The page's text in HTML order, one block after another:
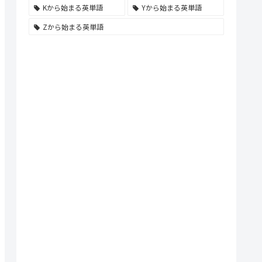
Kから始まる英単語
Yから始まる英単語
Zから始まる英単語